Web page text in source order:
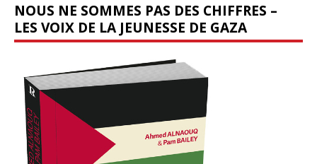
NOUS NE SOMMES PAS DES CHIFFRES –
LES VOIX DE LA JEUNESSE DE GAZA